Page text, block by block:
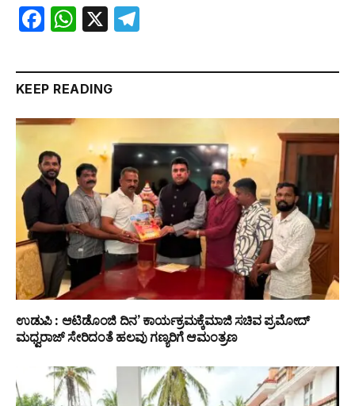
Facebook
WhatsApp
X
KEEP READING
ಉಡುಪಿ : ಆಟಿಡೊಂಜಿ ದಿನ’ ಕಾರ್ಯಕ್ರಮಕ್ಕೆಮಾಜಿ ಸಚಿವ ಪ್ರಮೋದ್
ಮಧ್ವರಾಜ್ ಸೇರಿದಂತೆ ಹಲವು ಗಣ್ಯರಿಗೆ ಆಮಂತ್ರಣ